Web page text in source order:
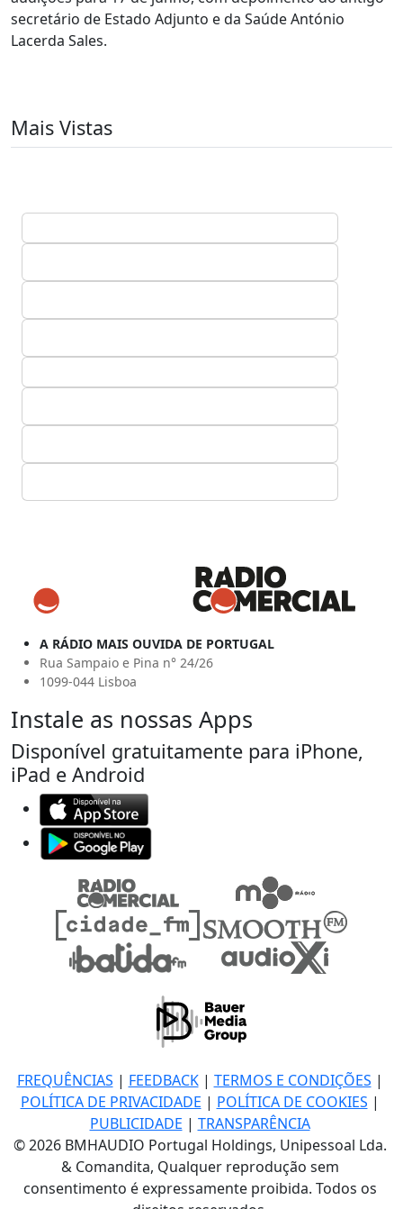
secretário de Estado Adjunto e da Saúde António
Lacerda Sales.
Mais Vistas
A RÁDIO MAIS OUVIDA DE PORTUGAL
Rua Sampaio e Pina n° 24/26
1099-044 Lisboa
Instale as nossas Apps
Disponível gratuitamente para iPhone,
iPad e Android
FREQUÊNCIAS | FEEDBACK| TERMOS E CONDIÇÕES |
POLÍTICA DE PRIVACIDADE | POLÍTICA DE COOKIES |
PUBLICIDADE | TRANSPARÊNCIA
© 2026 BMHAUDIO Portugal Holdings, Unipessoal Lda.
& Comandita, Qualquer reprodução sem
consentimento é expressamente proibida. Todos os